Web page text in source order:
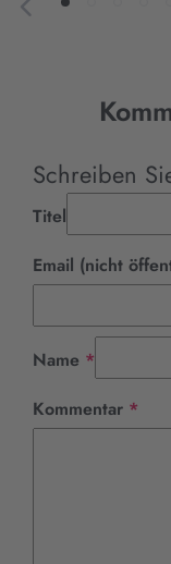
Schreiben
Titel
Email (nicht
Name *
Kommentar *